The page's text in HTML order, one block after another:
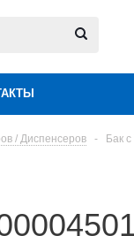
/ Диспенсеров -
Бак